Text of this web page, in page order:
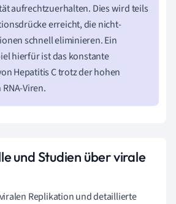
aufrechtzuerhalten. Dies wird teils
erreicht, die nicht-
schnell eliminieren. Ein
hierfür ist das konstante
Hepatitis C trotz der hohen
Viren.
und Studien über virale
Replikation und detaillierte